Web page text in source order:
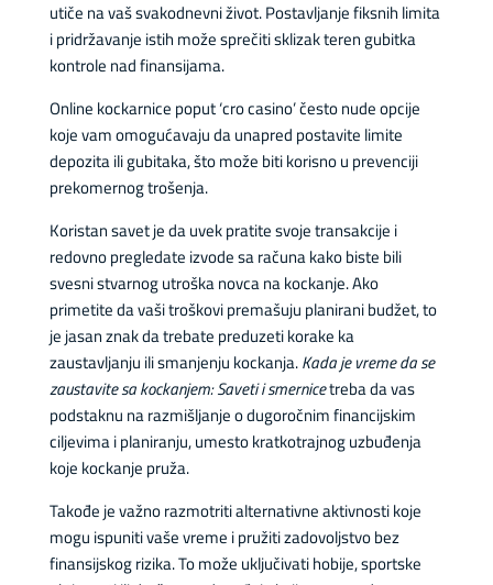
utiče na vaš svakodnevni život. Postavljanje fiksnih limita
i pridržavanje istih može sprečiti sklizak teren gubitka
kontrole nad finansijama.
Online kockarnice poput ‘cro casino’ često nude opcije
koje vam omogućavaju da unapred postavite limite
depozita ili gubitaka, što može biti korisno u prevenciji
prekomernog trošenja.
Koristan savet je da uvek pratite svoje transakcije i
redovno pregledate izvode sa računa kako biste bili
svesni stvarnog utroška novca na kockanje. Ako
primetite da vaši troškovi premašuju planirani budžet, to
je jasan znak da trebate preduzeti korake ka
zaustavljanju ili smanjenju kockanja.Kada je vreme da se
zaustavite sa kockanjem: Saveti i smernicetreba da vas
podstaknu na razmišljanje o dugoročnim financijskim
ciljevima i planiranju, umesto kratkotrajnog uzbuđenja
koje kockanje pruža.
Takođe je važno razmotriti alternativne aktivnosti koje
mogu ispuniti vaše vreme i pružiti zadovoljstvo bez
finansijskog rizika. To može uključivati hobije, sportske